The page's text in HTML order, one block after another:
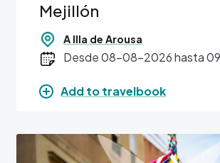
Mejillón
A Illa de Arousa
Desde 08-08-2026 hasta
Add to travelbook
Image